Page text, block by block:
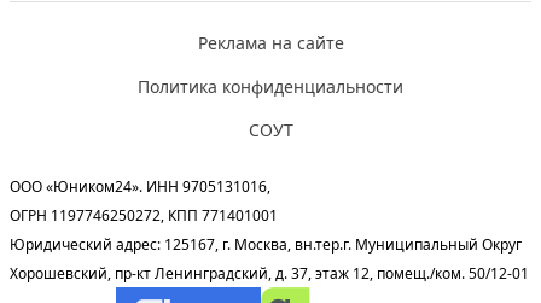
Реклама на сайте
Политика конфиденциальности
СОУТ
ООО «Юником24». ИНН 9705131016,
ОГРН 1197746250272, КПП 771401001
Юридический адрес: 125167, г. Москва, вн.тер.г. Муниципальный Округ
Хорошевский, пр-кт Ленинградский, д. 37, этаж 12, помещ./ком. 50/12-01